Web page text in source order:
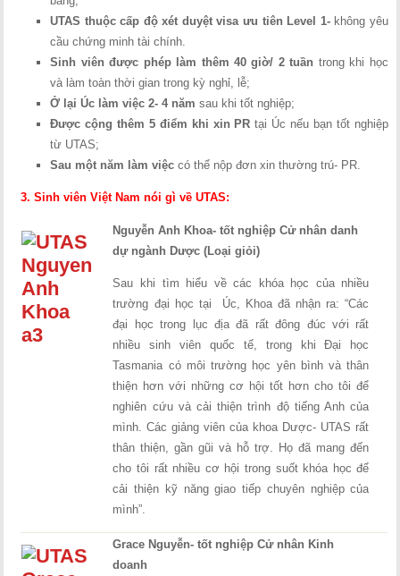
UTAS thuộc cấp độ xét duyệt visa ưu tiên Level 1-không yêu
cầu chứng minh tài chính.
Sinh viên được phép làm thêm 40 giờ/ 2 tuần trong khi học
và làm toàn thời gian trong kỳ nghỉ, lễ;
Ở lại Úc làm việc 2- 4 năm sau khi tốt nghiệp;
Được cộng thêm 5 điểm khi xin PR tại Úc nếu bạn tốt nghiệp
từ UTAS;
Sau một năm làm việc có thể nộp đơn xin thường trú- PR.
3. Sinh viên Việt Nam nói gì về UTAS:
Nguyễn Anh Khoa- tốt nghiệp Cử nhân danh
dự ngành Dược (Loại giỏi)
Sau khi tìm hiểu về các khóa học của nhiều
trường đại học tại Úc, Khoa đã nhận ra: “Các
đại học trong lục địa đã rất đông đúc với rất
nhiều sinh viên quốc tế, trong khi Đại học
Tasmania có môi trường học yên bình và thân
thiện hơn với những cơ hội tốt hơn cho tôi để
nghiên cứu và cải thiện trình độ tiếng Anh của
mình. Các giảng viên của khoa Dược- UTAS rất
thân thiện, gần gũi và hỗ trợ. Họ đã mang đến
cho tôi rất nhiều cơ hội trong suốt khóa học để
cải thiện kỹ năng giao tiếp chuyên nghiệp của
mình”.
Grace Nguyễn- tốt nghiệp Cử nhân Kinh
doanh